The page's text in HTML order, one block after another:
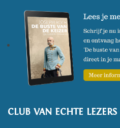
CLUB VAN ECHTE LEZERS